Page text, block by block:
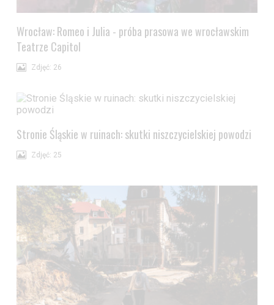
Wrocław: Romeo i Julia - próba prasowa we wrocławskim
Teatrze Capitol
Zdjęć: 26
Stronie Śląskie w ruinach: skutki niszczycielskiej powodzi
Zdjęć: 25